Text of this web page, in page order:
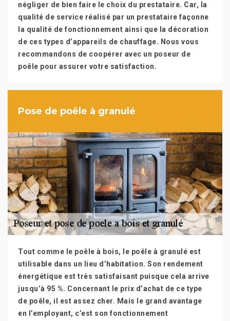
négliger de bien faire le choix du prestataire. Car, la
qualité de service réalisé par un prestataire façonne
la qualité de fonctionnement ainsi que la décoration
de ces types d’appareils de chauffage. Nous vous
recommandons de coopérer avec un poseur de
poêle pour assurer votre satisfaction.
Pose de poêle à granulé
Tout comme le poêle à bois, le poêle à granulé est
utilisable dans un lieu d’habitation. Son rendement
énergétique est très satisfaisant puisque cela arrive
jusqu’à 95 %. Concernant le prix d’achat de ce type
de poêle, il est assez cher. Mais le grand avantage
en l’employant, c’est son fonctionnement